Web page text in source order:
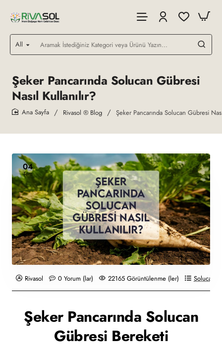
All
Aramak
İstediğiniz
veya
Ürünü
Yazın...
Şeker Pancarında Solucan Gübresi
Nasıl Kullanılır?
Rivasol ® Blog Şeker Pancarında Solucan Gübresi
04
Tem
Rivasol 0 Yorum (lar) 22165 Görüntülenme (ler) Solucan
Şeker Pancarında Solucan
Gübresi Bereketi